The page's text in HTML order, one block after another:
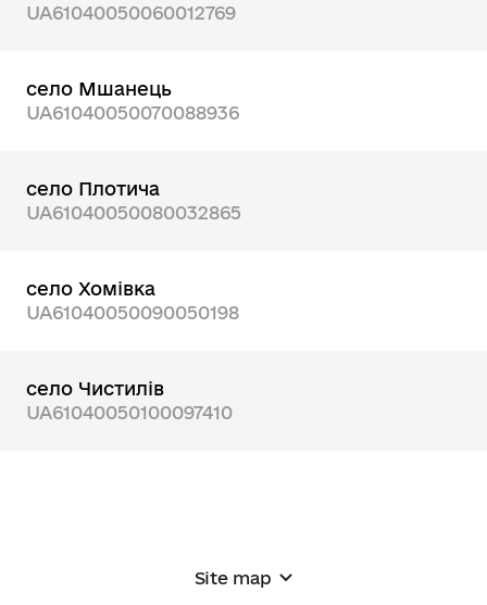
UA61040050060012769
село Мшанець
UA61040050070088936
село Плотича
UA61040050080032865
село Хомівка
UA61040050090050198
село Чистилів
UA61040050100097410
Site map